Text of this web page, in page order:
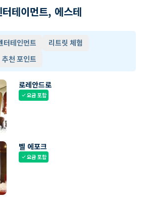
테이먼트, 에스테
터테인먼트
리트릿 체험
추천 포인트
로레안드로
check요금 포함
벨 에포크
check요금 포함